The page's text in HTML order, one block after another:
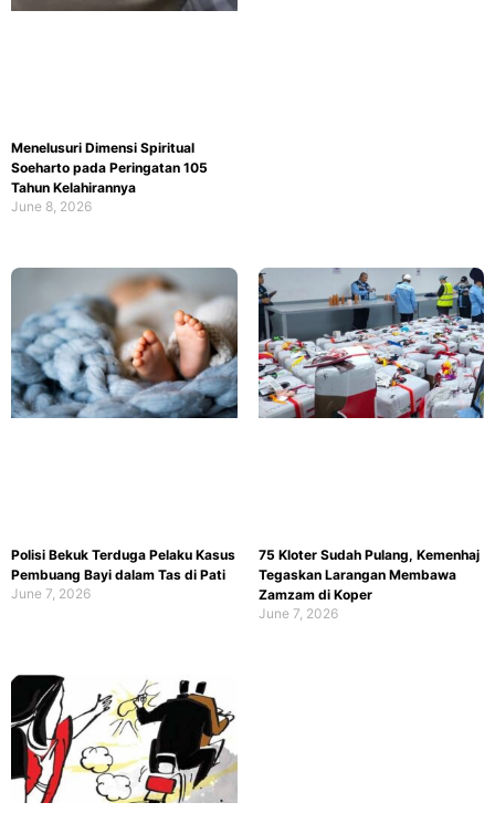
Menelusuri Dimensi Spiritual
Soeharto pada Peringatan 105
Tahun Kelahirannya
June 8, 2026
Polisi Bekuk Terduga Pelaku Kasus
Pembuang Bayi dalam Tas di Pati
June 7, 2026
75 Kloter Sudah Pulang, Kemenhaj
Tegaskan Larangan Membawa
Zamzam di Koper
June 7, 2026